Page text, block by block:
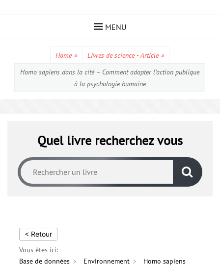
MENU
Home » Livres de science - Article »
Homo sapiens dans la cité – Comment adapter l’action publique
à la psychologie humaine
Quel livre recherchez vous
< Retour
Vous êtes ici:
Base de données
Environnement
Homo sapiens